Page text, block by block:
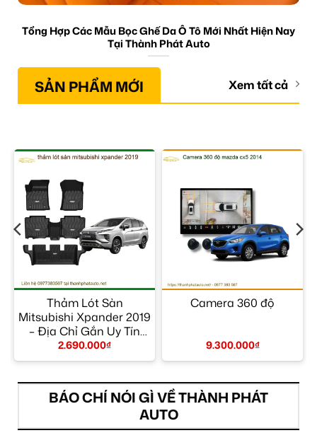
Tổng Hợp Các Mẫu Bọc Ghế Da Ô Tô Mới Nhất Hiện Nay
Tại Thành Phát Auto
SẢN PHẨM MỚI Xem tất cả
Thảm Lót Sàn
Mitsubishi Xpander 2019
– Địa Chỉ Gắn Uy Tín
TPHCM
2.690.000₫
Camera 360 độ
9.300.000₫
BÁO CHÍ NÓI GÌ VỀ THÀNH PHÁT
AUTO